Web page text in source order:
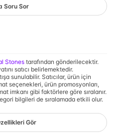
Soru Sor
Stones tarafından gönderilecektir.
satıcı belirlemektedir.
sunulabilir. Satıcılar, ürün için
seçenekleri, ürün promosyonları,
imkanı gibi faktörlere göre sıralanır.
bilgileri de sıralamada etkili olur.
Gör